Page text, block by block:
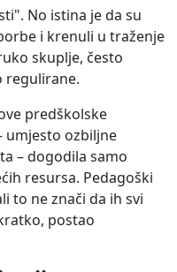
No istina je da su
i krenuli u traženje
skuplje, često
regulirane.
predškolske
umjesto ozbiljne
– dogodila samo
resursa. Pedagoški
to ne znači da ih svi
postao